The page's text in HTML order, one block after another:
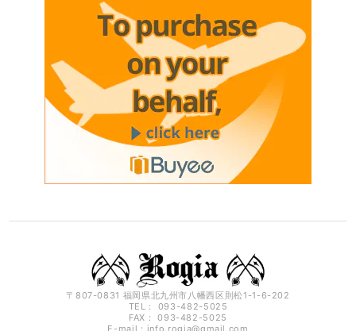
〒807-0831 福岡県北九州市八幡西区則松1-1-6-202
TEL： 093-482-5025
FAX： 093-482-5025
E-mail： info.rogia@gmail.com